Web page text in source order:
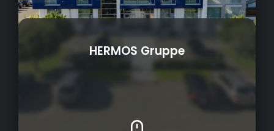
HERMOS Gruppe